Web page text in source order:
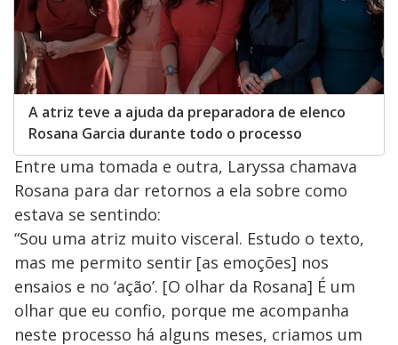
A atriz teve a ajuda da preparadora de elenco
Rosana Garcia durante todo o processo
Entre uma tomada e outra, Laryssa chamava
Rosana para dar retornos a ela sobre como
estava se sentindo:
“Sou uma atriz muito visceral. Estudo o texto,
mas me permito sentir [as emoções] nos
ensaios e no ‘ação’. [O olhar da Rosana] É um
olhar que eu confio, porque me acompanha
neste processo há alguns meses, criamos um